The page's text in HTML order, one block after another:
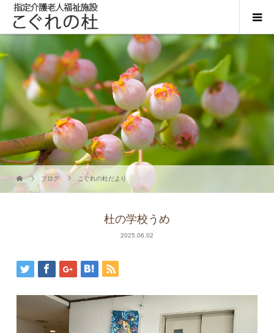
ブログ こぐれの杜だより
杜の学校うめ
2025.06.02